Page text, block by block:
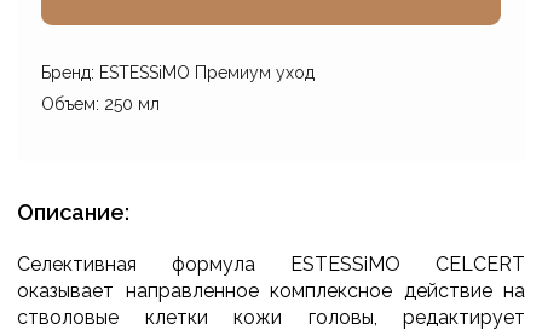
Бренд: ESTESSiMO Премиум уход
Объем: 250 мл
Описание:
Селективная формула ESTESSiMO CELCERT
оказывает направленное комплексное действие на
стволовые клетки кожи головы, редактирует